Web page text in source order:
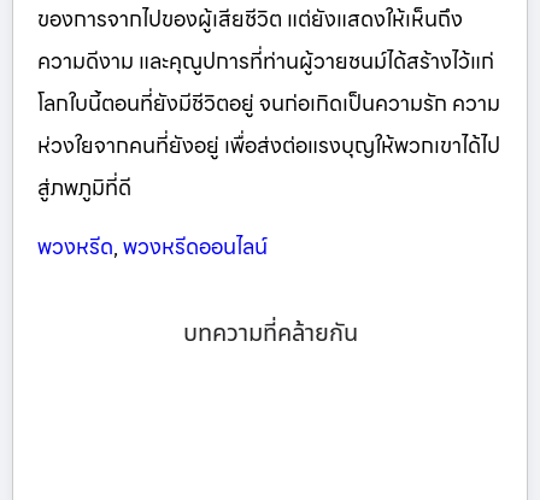
ของการจากไปของผู้เสียชีวิต แต่ยังแสดงให้เห็นถึง
ความดีงาม และคุณูปการที่ท่านผู้วายชนม์ได้สร้างไว้แก่
โลกใบนี้ตอนที่ยังมีชีวิตอยู่ จนก่อเกิดเป็นความรัก ความ
ห่วงใยจากคนที่ยังอยู่ เพื่อส่งต่อแรงบุญให้พวกเขาได้ไป
สู่ภพภูมิที่ดี
พวงหรีด,พวงหรีดออนไลน์
บทความที่คล้ายกัน